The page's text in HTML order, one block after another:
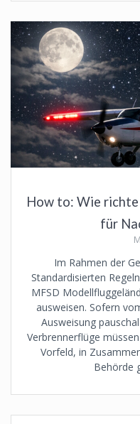
How to: Wie
für
Im Rahmen der
Standardisierten
MFSD
ausweisen. Sofern
Ausweisung
Verbrennerflüge
Vorfeld, in
Behörde